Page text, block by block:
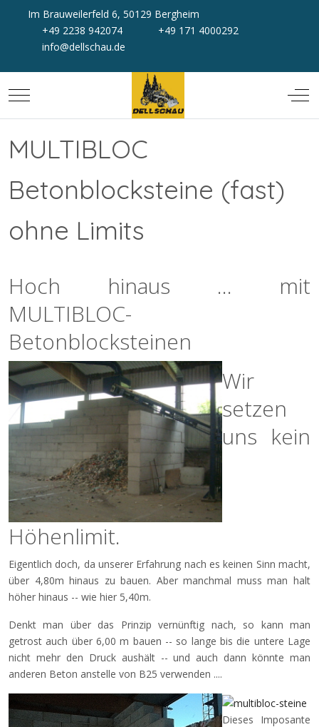
Im Brauweilerfeld 6, 50129 Bergheim
+49 2238 942074
+49 171 4000292
info@dellschau.de
Mobile Menu Toggle Off-
MULTIBLOC
Betonblocksteine (fast)
ohne Limits
Hoch hinaus ... mit
MULTIBLOC-
Betonblocksteinen
Wir
setzen
uns kein
Höhenlimit.
Eigentlich doch, da unserer Erfahrung nach es keinen Sinn macht,
über 4,80m hinaus zu bauen. Aber manchmal muss man halt
höher hinaus -- wie hier 5,40m.
Denkt man über das Prinzip vernünftig nach, so kann man
getrost auch über 6,00 m bauen -- so lange bis die untere Lage
nicht mehr den Druck aushält -- und auch dann könnte man
anderen Beton anstelle von B25 verwenden ....
Dieses Imposante